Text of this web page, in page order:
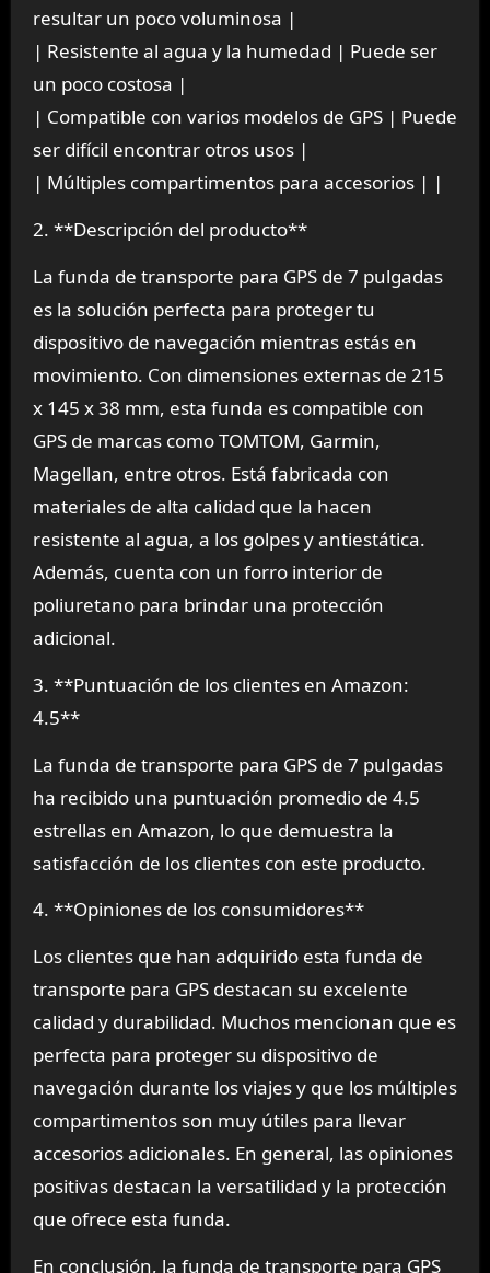
resultar un poco voluminosa |
| Resistente al agua y la humedad | Puede ser
un poco costosa |
| Compatible con varios modelos de GPS | Puede
ser difícil encontrar otros usos |
| Múltiples compartimentos para accesorios | |
2. **Descripción del producto**
La funda de transporte para GPS de 7 pulgadas
es la solución perfecta para proteger tu
dispositivo de navegación mientras estás en
movimiento. Con dimensiones externas de 215
x 145 x 38 mm, esta funda es compatible con
GPS de marcas como TOMTOM, Garmin,
Magellan, entre otros. Está fabricada con
materiales de alta calidad que la hacen
resistente al agua, a los golpes y antiestática.
Además, cuenta con un forro interior de
poliuretano para brindar una protección
adicional.
3. **Puntuación de los clientes en Amazon:
4.5**
La funda de transporte para GPS de 7 pulgadas
ha recibido una puntuación promedio de 4.5
estrellas en Amazon, lo que demuestra la
satisfacción de los clientes con este producto.
4. **Opiniones de los consumidores**
Los clientes que han adquirido esta funda de
transporte para GPS destacan su excelente
calidad y durabilidad. Muchos mencionan que es
perfecta para proteger su dispositivo de
navegación durante los viajes y que los múltiples
compartimentos son muy útiles para llevar
accesorios adicionales. En general, las opiniones
positivas destacan la versatilidad y la protección
que ofrece esta funda.
En conclusión, la funda de transporte para GPS